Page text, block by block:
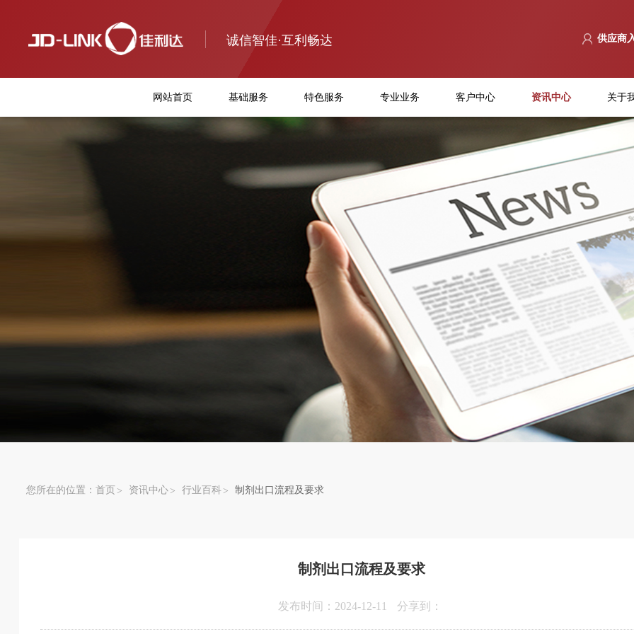
诚信智佳·互利畅达 供应商
网站首页 基础服务 特色服务 专业业务 客户中心 资讯中心 关于
您所在的位置： 首页 资讯中心 行业百科 制剂出口流程及要求
制剂出口流程及要求
发布时间：2024-12-11 分享到：